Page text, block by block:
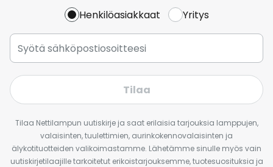
Henkilöasiakkaat Yritys
Tilaa
Tilaa Nettilampun uutiskirje ja saat erilaisia tarjouksia lamppujen,
valaisinten, tuulettimien, aurinkokennovalaisinten ja
älykotituotteiden valikoimastamme. Lähetämme sinulle myös vain
uutiskirjetilaajille tarkoitetut erikoistarjouksemme, tuotesuosituksia ja